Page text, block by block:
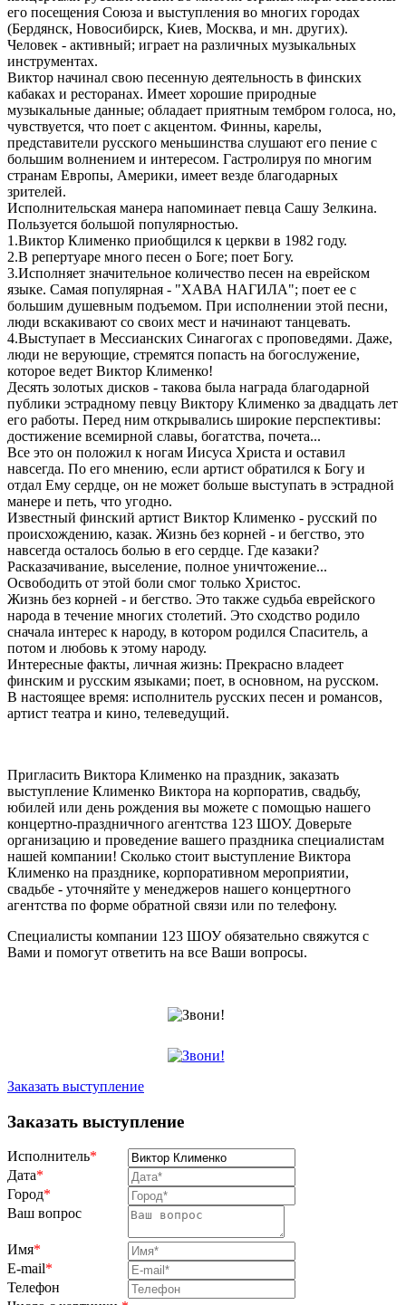
его посещения Союза и выступления во многих городах
(Бердянск, Новосибирск, Киев, Москва, и мн. других).
Человек - активный; играет на различных музыкальных
инструментах.
Виктор начинал свою песенную деятельность в финских
кабаках и ресторанах. Имеет хорошие природные
музыкальные данные; обладает приятным тембром голоса, но,
чувствуется, что поет с акцентом. Финны, карелы,
представители русского меньшинства слушают его пение с
большим волнением и интересом. Гастролируя по многим
странам Европы, Америки, имеет везде благодарных
зрителей.
Исполнительская манера напоминает певца Сашу Зелкина.
Пользуется большой популярностью.
1.Виктор Клименко приобщился к церкви в 1982 году.
2.В репертуаре много песен о Боге; поет Богу.
3.Исполняет значительное количество песен на еврейском
языке. Самая популярная - "ХАВА НАГИЛА"; поет ее с
большим душевным подъемом. При исполнении этой песни,
люди вскакивают со своих мест и начинают танцевать.
4.Выступает в Мессианских Синагогах с проповедями. Даже,
люди не верующие, стремятся попасть на богослужение,
которое ведет Виктор Клименко!
Десять золотых дисков - такова была награда благодарной
публики эстрадному певцу Виктору Клименко за двадцать лет
его работы. Перед ним открывались широкие перспективы:
достижение всемирной славы, богатства, почета...
Все это он положил к ногам Иисуса Христа и оставил
навсегда. По его мнению, если артист обратился к Богу и
отдал Ему сердце, он не может больше выступать в эстрадной
манере и петь, что угодно.
Известный финский артист Виктор Клименко - русский по
происхождению, казак. Жизнь без корней - и бегство, это
навсегда осталось болью в его сердце. Где казаки?
Расказачивание, выселение, полное уничтожение...
Освободить от этой боли смог только Христос.
Жизнь без корней - и бегство. Это также судьба еврейского
народа в течение многих столетий. Это сходство родило
сначала интерес к народу, в котором родился Спаситель, а
потом и любовь к этому народу.
Интересные факты, личная жизнь: Прекрасно владеет
финским и русским языками; поет, в основном, на русском.
В настоящее время: исполнитель русских песен и романсов,
артист театра и кино, телеведущий.
Пригласить Виктора Клименко на праздник, заказать
выступление Клименко Виктора на корпоратив, свадьбу,
юбилей или день рождения вы можете с помощью нашего
концертно-праздничного агентства 123 ШОУ. Доверьте
организацию и проведение вашего праздника специалистам
нашей компании! Сколько стоит выступление Виктора
Клименко на празднике, корпоративном мероприятии,
свадьбе - уточняйте у менеджеров нашего концертного
агентства по форме обратной связи или по телефону.
Специалисты компании 123 ШОУ обязательно свяжутся с
Вами и помогут ответить на все Ваши вопросы.
Заказать выступление
Заказать выступление
Исполнитель*
Дата*
Город*
Ваш вопрос
Имя*
E-mail*
Телефон